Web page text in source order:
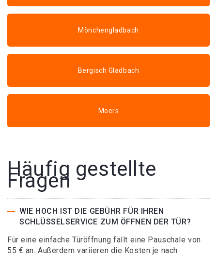
Mönchengladbach
Bergisch Gladbach
Moers
Häufig gestellte
Fragen
WIE HOCH IST DIE GEBÜHR FÜR IHREN
SCHLÜSSELSERVICE ZUM ÖFFNEN DER TÜR?
Für eine einfache Türöffnung fällt eine Pauschale von
55 € an. Außerdem variieren die Kosten je nach